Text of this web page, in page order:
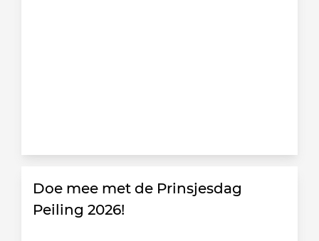
Doe mee met de Prinsjesdag
Peiling 2026!